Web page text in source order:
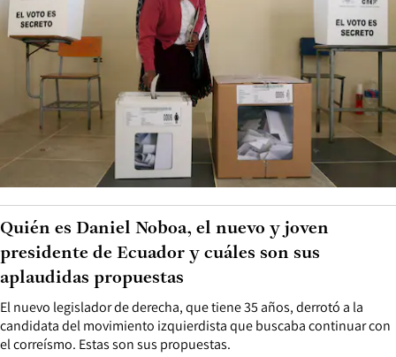
El nuevo legislador de derecha, que tiene 35 años, derrotó a la
candidata del movimiento izquierdista que buscaba continuar con
el correísmo. Estas son sus propuestas.
Quién es Daniel Noboa, el nuevo y joven
presidente de Ecuador y cuáles son sus
aplaudidas propuestas